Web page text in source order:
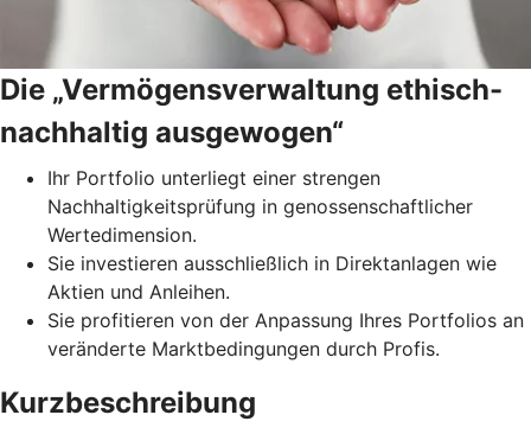
Die „Vermögensverwaltung ethisch-
nachhaltig ausgewogen“
Ihr Portfolio unterliegt einer strengen
Nachhaltigkeitsprüfung in genossenschaftlicher
Wertedimension.
Sie investieren ausschließlich in Direktanlagen wie
Aktien und Anleihen.
Sie profitieren von der Anpassung Ihres Portfolios an
veränderte Marktbedingungen durch Profis.
Kurzbeschreibung